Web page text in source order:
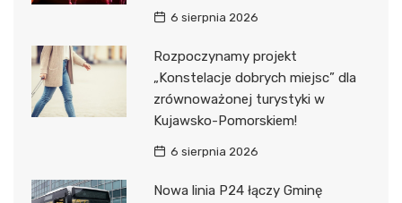
6 sierpnia 2026
Rozpoczynamy projekt
„Konstelacje dobrych miejsc” dla
zrównoważonej turystyki w
Kujawsko-Pomorskiem!
6 sierpnia 2026
Nowa linia P24 łączy Gminę